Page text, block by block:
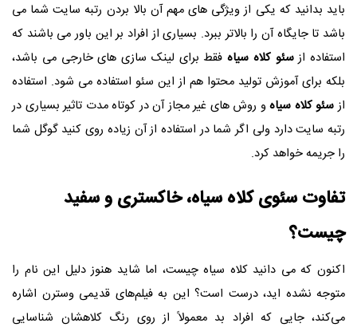
باید بدانید که یکی از ویژگی های مهم آن بالا بردن رتبه سایت شما می
باشد تا جایگاه آن را بالاتر ببرد. بسیاری از افراد بر این باور می باشند که
استفاده ازسئو کلاه سیاه فقط برای لینک سازی های خارجی می باشد،
بلکه برای آموزش تولید محتوا هم از این سئو استفاده می شود. استفاده
ازسئو کلاه سیاهو روش های غیر مجاز آن در کوتاه مدت تاثیر بسیاری در
رتبه سایت دارد ولی اگر شما در استفاده از آن زیاده روی کنید گوگل شما
را جریمه خواهد کرد.
تفاوت سئوی کلاه سیاه، خاکستری و سفید
چیست؟
اکنون که می دانید کلاه سیاه چیست، اما شاید هنوز دلیل این نام را
متوجه نشده اید، درست است؟ این به فیلم‌های قدیمی وسترن اشاره
می‌کند، جایی که افراد بد معمولاً از روی رنگ کلاهشان شناسایی